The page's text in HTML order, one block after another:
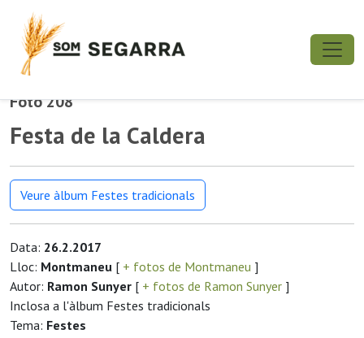
Foto 208
Festa de la Caldera
Veure àlbum Festes tradicionals
Data: 26.2.2017
Lloc: Montmaneu [ + fotos de Montmaneu ]
Autor: Ramon Sunyer [ + fotos de Ramon Sunyer ]
Inclosa a l'àlbum Festes tradicionals
Tema: Festes